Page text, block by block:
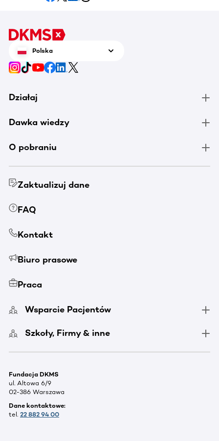
Polska
Działaj
Dawka wiedzy
O pobraniu
Zaktualizuj dane
FAQ
Kontakt
Biuro prasowe
Praca
Wsparcie Pacjentów
Szkoły, Firmy & inne
Fundacja DKMS
ul. Altowa 6/9
02-386 Warszawa
Dane kontaktowe:
tel. 22 882 94 00